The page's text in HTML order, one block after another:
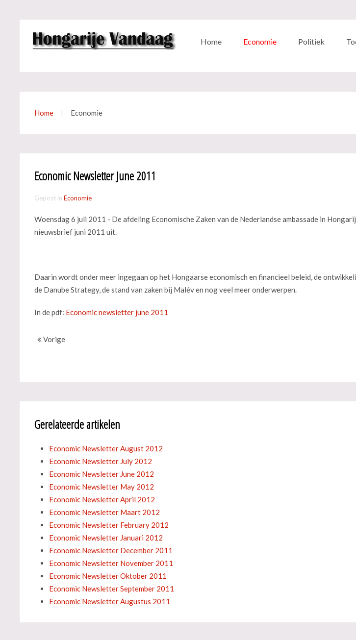
Home Economie Politiek
Home Economie
Economic Newsletter June 2011
Gepost in Economie
Woensdag 6 juli 2011 - De afdeling Economische Zaken van de Nederlandse ambassade in
nieuwsbrief juni 2011 uit.
Daarin wordt onder meer ingegaan op het Hongaarse economisch en financieel beleid, de
de Danube Strategy, de stand van zaken bij Malév en nog veel meer onderwerpen.
In de pdf: Economic newsletter june 2011
Vorige
Gerelateerde artikelen
Economic Newsletter August 2012
Economic Newsletter July 2012
Economic Newsletter June 2012
Economic Newsletter May 2012
Economic Newsletter April 2012
Economic Newsletter Maart 2012
Economic Newsletter February 2012
Economic Newsletter Januari 2012
Economic Newsletter December 2011
Economic Newsletter November 2011
Economic Newsletter Oktober 2011
Economic Newsletter September 2011
Economic Newsletter Augustus 2011